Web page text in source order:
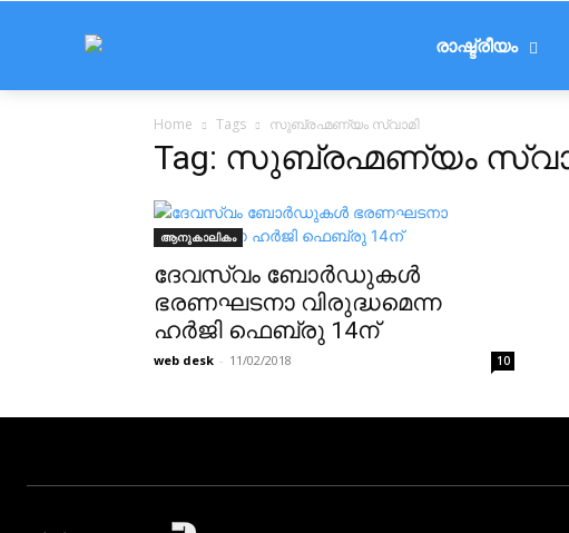
രാഷ്ട്രീയം
Home Tags സുബ്രഹ്മണ്യം സ്വാമി
Tag: സുബ്രഹ്മണ്യം
ആനുകാലികം
ദേവസ്വം ബോർഡുകൾ
ഭരണഘടനാ വിരുദ്ധമെന്ന
ഹർജി ഫെബ്രു 14ന്
web desk - 11/02/2018 10